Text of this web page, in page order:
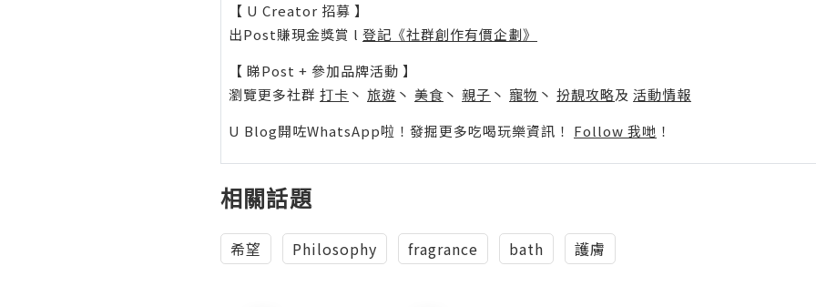
【 U Creator 招募 】
出Post賺現金獎賞 l 登記《社群創作有價企劃》
【 睇Post + 參加品牌活動 】
瀏覽更多社群 打卡 丶 旅遊 丶 美食 丶 親子 丶 寵物 丶 扮靚攻略及 活動情報
U Blog開咗WhatsApp啦！發掘更多吃喝玩樂資訊！ Follow 我哋 ！
相關話題
希望 Philosophy fragrance bath 護膚